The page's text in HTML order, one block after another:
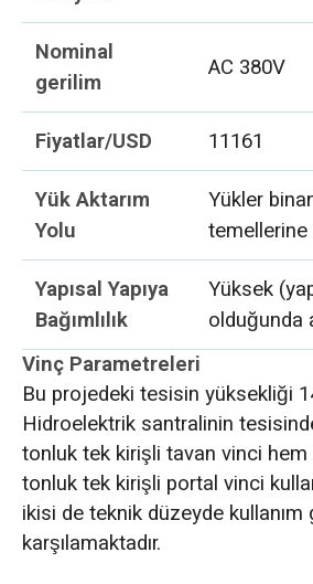
Nominal
gerilim
AC 380V
Fiyatlar/USD
11161
Yük Aktarım
Yolu
Yükler
temellerine
Yapısal Yapıya
Bağımlılık
Yüksek
olduğunda
Vinç Parametreleri
Bu projedeki tesisin yüksekliği
Hidroelektrik santralinin
tonluk tek kirişli tavan vinci
tonluk tek kirişli portal vinci
ikisi de teknik düzeyde
karşılamaktadır.